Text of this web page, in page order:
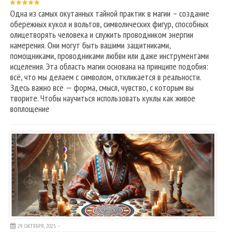
Одна из самых окутанных тайной практик в магии – создание
обережных кукол и вольтов, символических фигур, способных
олицетворять человека и служить проводником энергии
намерения. Они могут быть вашими защитниками,
помощниками, проводниками любви или даже инструментами
исцеления. Эта область магии основана на принципе подобия:
всё, что мы делаем с символом, откликается в реальности.
Здесь важно всё — форма, смысл, чувство, с которым вы
творите. Чтобы научиться использовать куклы как живое
воплощение
29 ОКТЯБРЯ, 2025